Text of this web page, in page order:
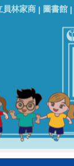
員林家商| 圖書館|